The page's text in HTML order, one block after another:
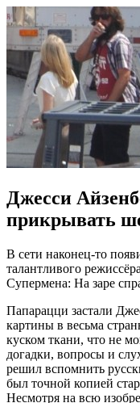
Джесси
прикрывать
В сети наконец-то
талантливого
Супермена: На заре
Папарацци застали
картины в весьма
куском ткани, что не
догадки, вопросы и
решил вспомнить
был точной копией
Несмотря на всю